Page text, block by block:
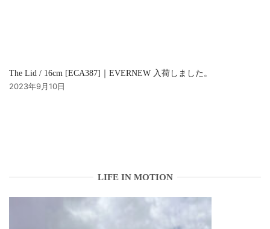
The Lid / 16cm [ECA387]｜EVERNEW 入荷しました。
2023年9月10日
LIFE IN MOTION